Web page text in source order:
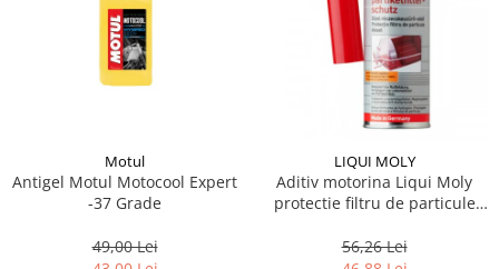
Motul
Antigel Motul Motocool Expert
-37 Grade
49,00 Lei
LIQUI MOLY
Aditiv motorina Liqui Moly
protectie filtru de particule
56,26 Lei